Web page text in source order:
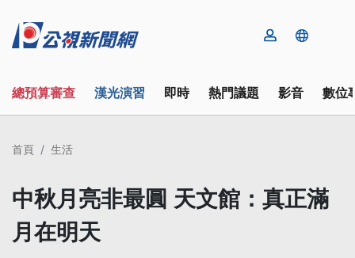
總預算審查 漢光演習 即時 熱門議題 影音 數位
首頁 生活
中秋月亮非最圓 天文館：真正滿
月在明天